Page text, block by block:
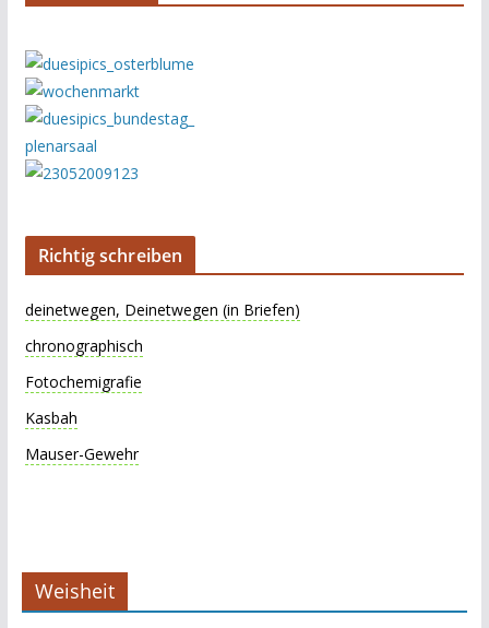
Richtig schreiben
deinetwegen, Deinetwegen (in Briefen)
chronographisch
Fotochemigrafie
Kasbah
Mauser-Gewehr
Weisheit